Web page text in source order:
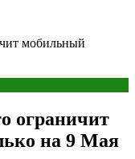
мобильный
ограничит
на 9 Мая